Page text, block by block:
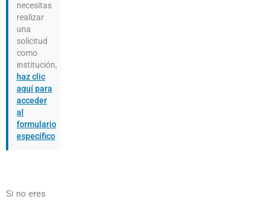
necesitas
realizar
una
solicitud
como
institución,
haz clic
aquí para
acceder
al
formulario
específico
Si no eres